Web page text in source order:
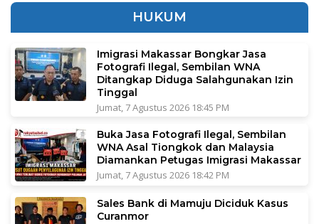
HUKUM
Imigrasi Makassar Bongkar Jasa
Fotografi Ilegal, Sembilan WNA
Ditangkap Diduga Salahgunakan Izin
Tinggal
Jumat, 7 Agustus 2026 18:45 PM
Buka Jasa Fotografi Ilegal, Sembilan
WNA Asal Tiongkok dan Malaysia
Diamankan Petugas Imigrasi Makassar
Jumat, 7 Agustus 2026 18:42 PM
Sales Bank di Mamuju Diciduk Kasus
Curanmor